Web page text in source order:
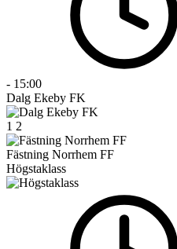
- 15:00
Dalg Ekeby FK
1 2
Fästning Norrhem FF
Högstaklass